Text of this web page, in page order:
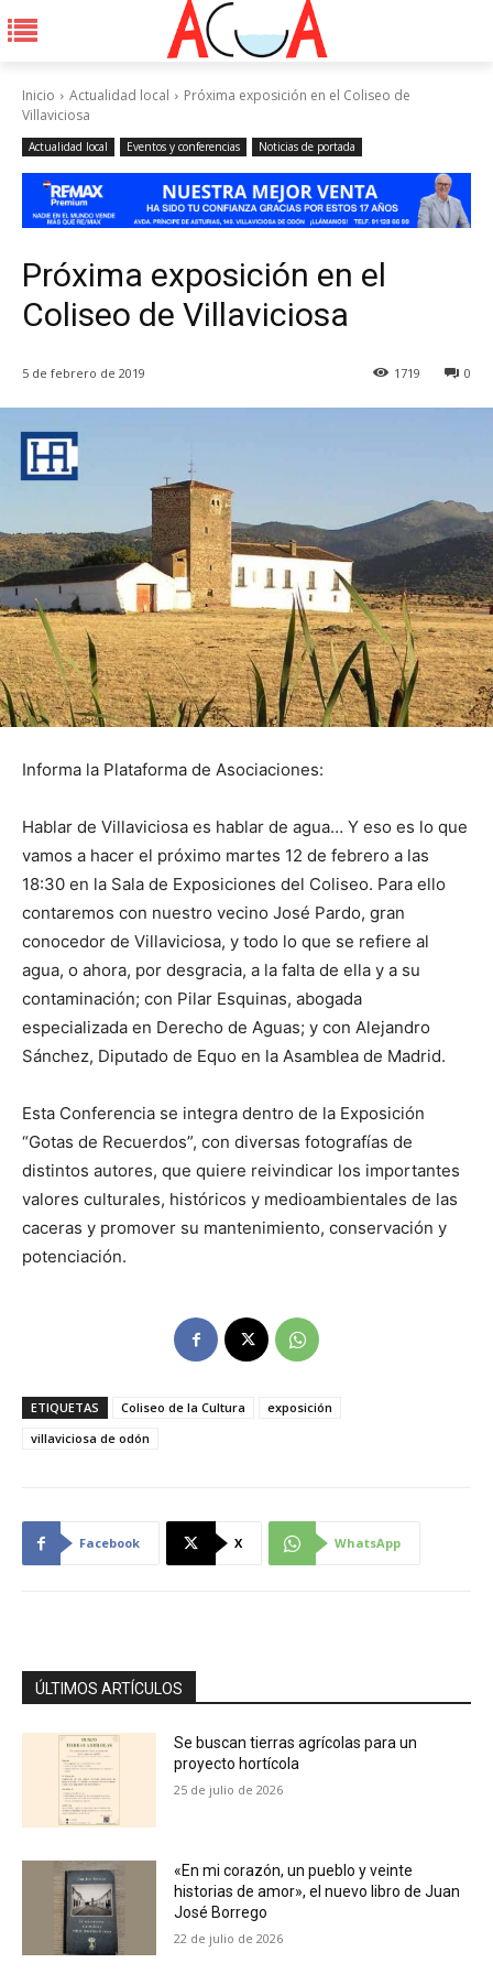
Inicio Actualidad local
Próxima exposición en el Coliseo de
Villaviciosa
Actualidad local Eventos y conferencias Noticias de portada
Próxima exposición en el
Coliseo de Villaviciosa
5 de febrero de 2019 0
1719
Informa la Plataforma de Asociaciones:
Hablar de Villaviciosa es hablar de agua… Y eso es lo que
vamos a hacer el próximo martes 12 de febrero a las
18:30 en la Sala de Exposiciones del Coliseo. Para ello
contaremos con nuestro vecino José Pardo, gran
conocedor de Villaviciosa, y todo lo que se refiere al
agua, o ahora, por desgracia, a la falta de ella y a su
contaminación; con Pilar Esquinas, abogada
especializada en Derecho de Aguas; y con Alejandro
Sánchez, Diputado de Equo en la Asamblea de Madrid.
Esta Conferencia se integra dentro de la Exposición
“Gotas de Recuerdos”, con diversas fotografías de
distintos autores, que quiere reivindicar los importantes
valores culturales, históricos y medioambientales de las
caceras y promover su mantenimiento, conservación y
potenciación.
ETIQUETAS Coliseo de la Cultura
exposición
villaviciosa de odón
Facebook X WhatsApp
ÚLTIMOS ARTÍCULOS
Se buscan tierras agrícolas para un
proyecto hortícola
25 de julio de 2026
«En mi corazón, un pueblo y veinte
historias de amor», el nuevo libro de Juan
José Borrego
22 de julio de 2026